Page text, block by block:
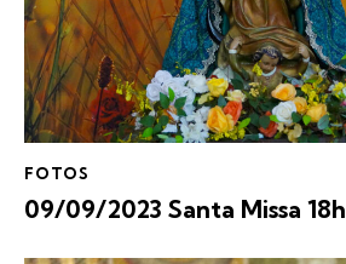
FOTOS
09/09/2023 Santa Missa 18h